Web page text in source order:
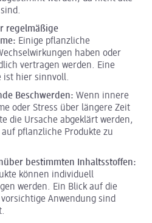
regelmäßige
Einige pflanzliche
haben oder
vertragen werden. Eine
ist hier sinnvoll.
Beschwerden: Wenn innere
oder Stress über längere Zeit
die Ursache abgeklärt werden,
pflanzliche Produkte zu
bestimmten Inhaltsstoffen:
können individuell
werden. Ein Blick auf die
Anwendung sind